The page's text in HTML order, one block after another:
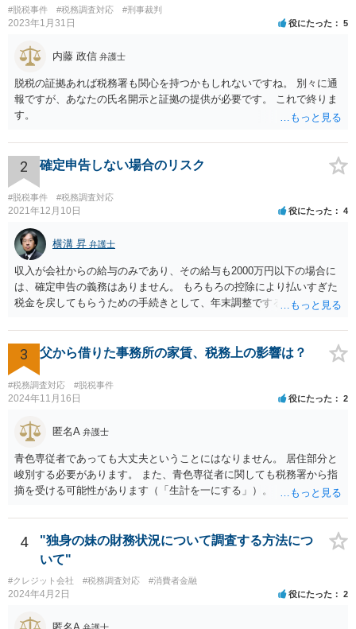
#脱税事件 #税務調査対応 #刑事裁判
2023年1月31日 役にたった 5
内藤 政信 弁護士
脱税の証拠あれば税務署も関心を持つかもしれないですね。 別々に通
報ですが、あなたの氏名開示と証拠の提供が必要です。 これで終りま
す。
2 確定申告しない場合のリスク
#脱税事件 #税務調査対応
2021年12月10日 役にたった 4
横溝 昇 弁護士
収入が会社からの給与のみであり、その給与も2000万円以下の場合に
は、確定申告の義務はありません。 もろもろの控除により払いすぎた
税金を戻してもらうための手続きとして、年末調整でするのか、確定
する義務がある場合で確定申告をしなかった場合には、税務署の調査
等があり、本来払うべき税金にプラスして加算税の処分を科される場
合もあります。 高額なものでもない限り単なる無申告だけでは直ちに
逮捕されないとは思います。
3 父から借りた事務所の家賃、税務上の影響は？
#税務調査対応 #脱税事件
2024年11月16日 役にたった 2
匿名A 弁護士
青色専従者であっても大丈夫ということにはなりません。 居住部分と
峻別する必要があります。 また、青色専従者に関しても税務署から指
摘を受ける可能性があります（「生計を一にする」）。
4
"独身の妹の財務状況について調査する方法につ
いて"
#クレジット会社 #税務調査対応 #消費者金融
2024年4月2日 役にたった 2
匿名A 弁護士